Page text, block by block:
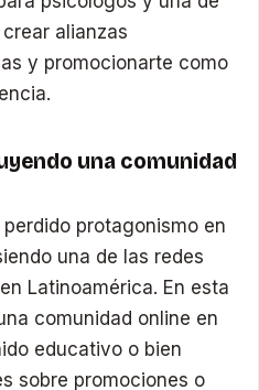
alianzas
y promocionarte como
una comunidad
protagonismo en
una de las redes
Latinoamérica. En esta
comunidad online en
educativo o bien
sobre promociones o